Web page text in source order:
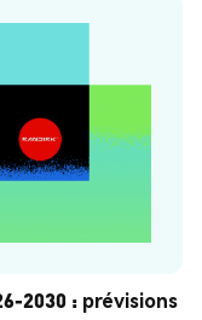
2030 : prévisions